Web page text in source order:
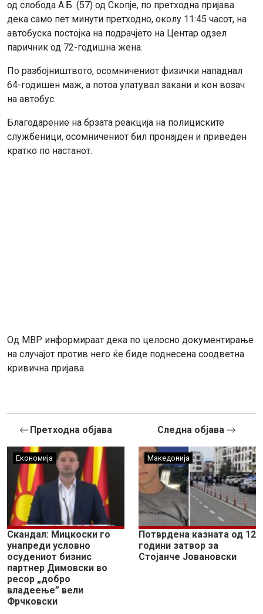
од слобода А.Б. (57) од Скопје, по претходна пријава
дека само пет минути претходно, околу 11:45 часот, на
автобуска постојка на подрачјето на Центар одзел
паричник од 72-годишна жена.
По разбојништвото, осомничениот физички нападнал
64-годишен маж, а потоа упатувал закани и кон возач
на автобус.
Благодарение на брзата реакција на полициските
службеници, осомничениот бил пронајден и приведен
кратко по настанот.
Од МВР информираат дека по целосно документирање
на случајот против него ќе биде поднесена соодветна
кривична пријава.
Претходна објава
Економија
Скандал: Мицкоски го
унапреди условно
осудениот бизнис
партнер Димовски во
ресор „добро
владеење” вели
Фрчковски
Следна објава
Македонија
Потврдена казната од 12
години затвор за
Стојанче Јовановски